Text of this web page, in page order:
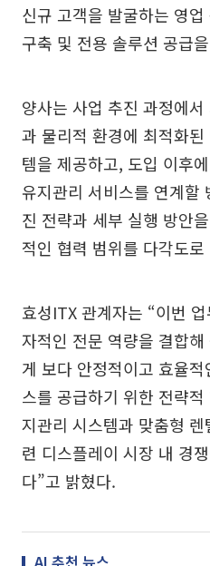
신규 고객을 발굴하는 영
구축 및 전용 솔루션 공급
양사는 사업 추진 과정에
과 물리적 환경에 최적화
템을 제공하고, 도입 이후
유지관리 서비스를 연계할
진 전략과 세부 실행 방안
적인 협력 범위를 다각도
효성ITX 관계자는 “이번
자적인 전문 역량을 결합
게 보다 안정적이고 효율
스를 공급하기 위한 전략
지관리 시스템과 맞춤형
련 디스플레이 시장 내 경
다”고 밝혔다.